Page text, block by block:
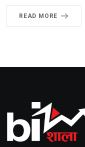
READ MORE